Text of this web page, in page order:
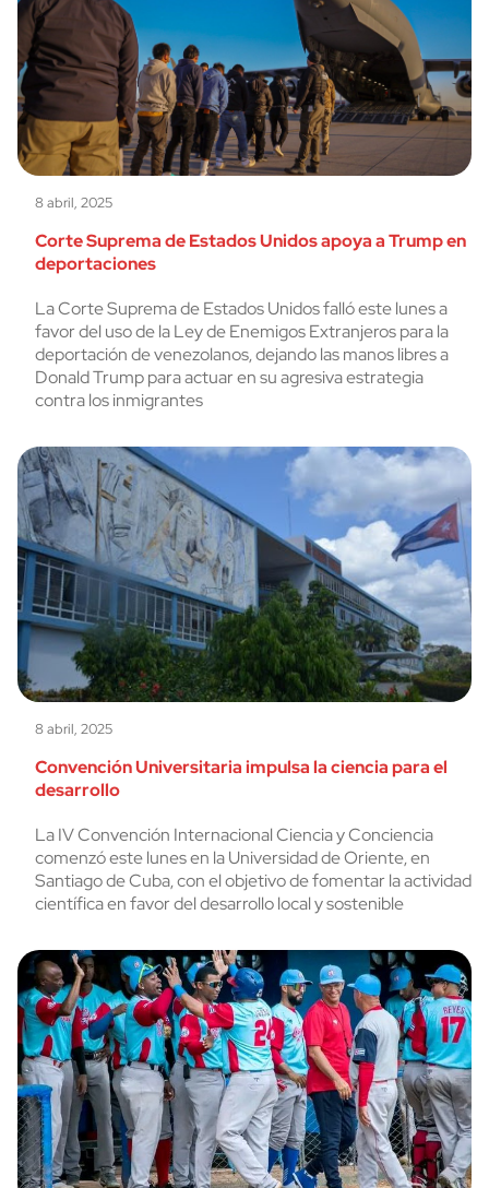
8 abril, 2025
Corte Suprema de Estados Unidos apoya a Trump en
deportaciones
La Corte Suprema de Estados Unidos falló este lunes a
favor del uso de la Ley de Enemigos Extranjeros para la
deportación de venezolanos, dejando las manos libres a
Donald Trump para actuar en su agresiva estrategia
contra los inmigrantes
8 abril, 2025
Convención Universitaria impulsa la ciencia para el
desarrollo
La IV Convención Internacional Ciencia y Conciencia
comenzó este lunes en la Universidad de Oriente, en
Santiago de Cuba, con el objetivo de fomentar la actividad
científica en favor del desarrollo local y sostenible